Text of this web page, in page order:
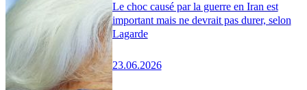
Le choc causé par la guerre en Iran est
important mais ne devrait pas durer, selon
Lagarde
23.06.2026